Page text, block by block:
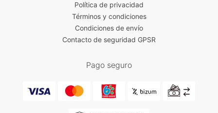
Política de privacidad
Términos y condiciones
Condiciones de envío
Contacto de seguridad GPSR
Pago seguro